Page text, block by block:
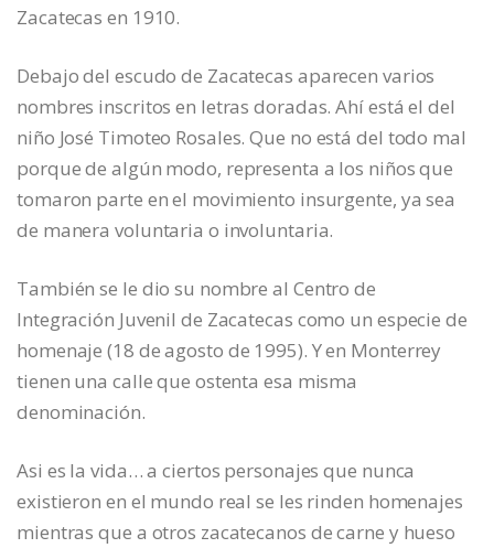
Zacatecas en 1910.
Debajo del escudo de Zacatecas aparecen varios
nombres inscritos en letras doradas. Ahí está el del
niño José Timoteo Rosales. Que no está del todo mal
porque de algún modo, representa a los niños que
tomaron parte en el movimiento insurgente, ya sea
de manera voluntaria o involuntaria.
También se le dio su nombre al Centro de
Integración Juvenil de Zacatecas como un especie de
homenaje (18 de agosto de 1995). Y en Monterrey
tienen una calle que ostenta esa misma
denominación.
Asi es la vida… a ciertos personajes que nunca
existieron en el mundo real se les rinden homenajes
mientras que a otros zacatecanos de carne y hueso